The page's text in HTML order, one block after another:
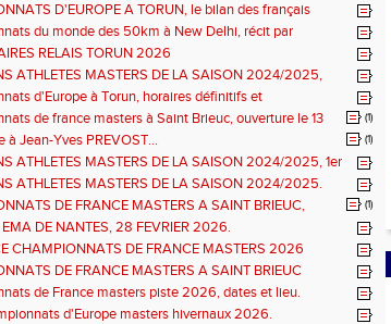
montée de barres et minimas médailles
D'EUROPE A TORUN, le bilan des français
du monde des 50km à New Delhi, récit par
DOUMENC.
RELAIS TORUN 2026
ATHLETES MASTERS DE LA SAISON 2024/2025,
: athlètes hommes.
d'Europe à Torun, horaires définitifs et
de france masters à Saint Brieuc, ouverture le 13
(1)
à Jean-Yves PREVOST... (1)
ATHLETES MASTERS DE LA SAISON 2024/2025, 1er
femmes.
ATHLETES MASTERS DE LA SAISON 2024/2025.
DE FRANCE MASTERS A SAINT BRIEUC,
sur les inscriptions et report de la date limite.
(1)
EMA DE NANTES, 28 FEVRIER 2026.
CHAMPIONNATS DE FRANCE MASTERS 2026
COMBINÉES ET ÉPREUVES DE DEMI FOND LONG.
DE FRANCE MASTERS A SAINT BRIEUC
de l'organisation.
de France masters piste 2026, dates et lieu.
d'Europe masters hivernaux 2026.